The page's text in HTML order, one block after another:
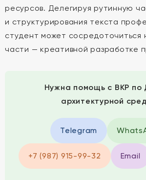
ресурсов. Делегируя рутинную
и структурирования текста
студент может сосредоточиться
части — креативной разработке
Нужна помощь с ВКР по
архитектурной
Telegram
+7 (987) 915-99-32 Email